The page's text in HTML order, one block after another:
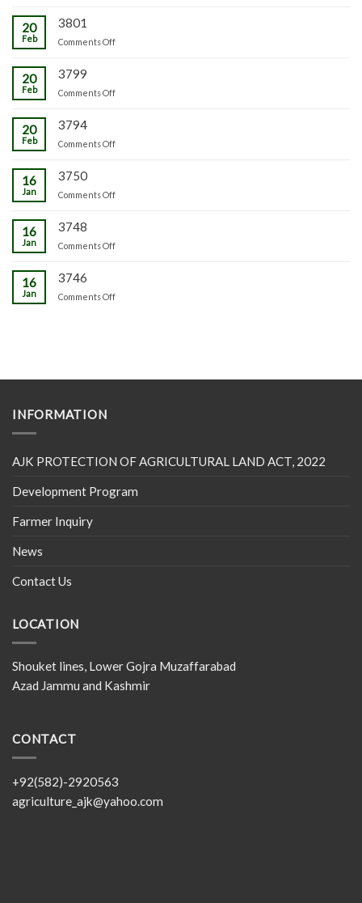
چڑکپورہ
مکئی
20
Feb
3801
Comments Offon
20
Feb
3799
Comments Offon
20
Feb
3794
Comments Offon
16
Jan
3750
Comments Offon
16
Jan
3748
Comments Offon
16
Jan
3746
Comments Offon
INFORMATION
AJK PROTECTION OF AGRICULTURAL LAND ACT, 2022
Development Program
Farmer Inquiry
News
Contact Us
LOCATION
Shouket lines, Lower Gojra Muzaffarabad
Azad Jammu and Kashmir
CONTACT
+92(582)-2920563
agriculture_ajk@yahoo.com